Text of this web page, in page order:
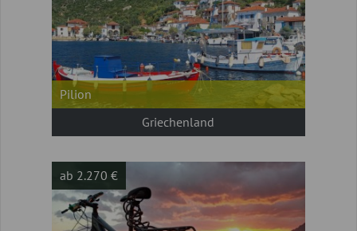
Pilion
Griechenland
ab 2.270 €